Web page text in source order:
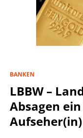
BANKEN
LBBW –
Absagen
Aufseher(in)